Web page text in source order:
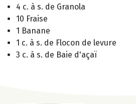
4 c. à s. de Granola
10 Fraise
1 Banane
1 c. à s. de Flocon de levure
3 c. à s. de Baie d'açaï